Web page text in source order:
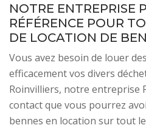
NOTRE ENTREPRISE
RÉFÉRENCE POUR
DE LOCATION DE
Vous avez besoin de louer
efficacement vos divers
Roinvilliers, notre entreprise
contact que vous pourrez
bennes en location sur tout